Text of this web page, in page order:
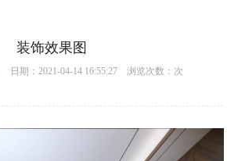
装饰效果图
日期：2021-04-14 16:55:27 浏览次数： 次